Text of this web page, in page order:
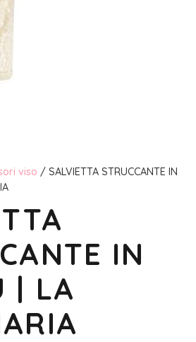
viso / SALVIETTA STRUCCANTE IN
IN
| LA